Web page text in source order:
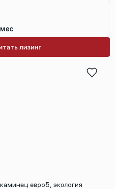
евро5, экология
лизинг